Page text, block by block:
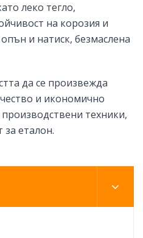
леко тегло,
на корозия и
и натиск, безмаслена
да се произвежда
и икономично
техники,
за еталон.